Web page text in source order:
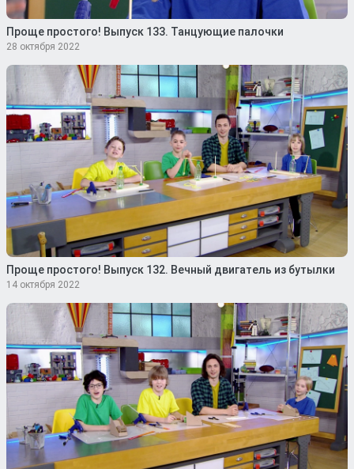
Проще простого! Выпуск 133. Танцующие палочки
28 октября 2022
Проще простого! Выпуск 132. Вечный двигатель из бутылки
14 октября 2022